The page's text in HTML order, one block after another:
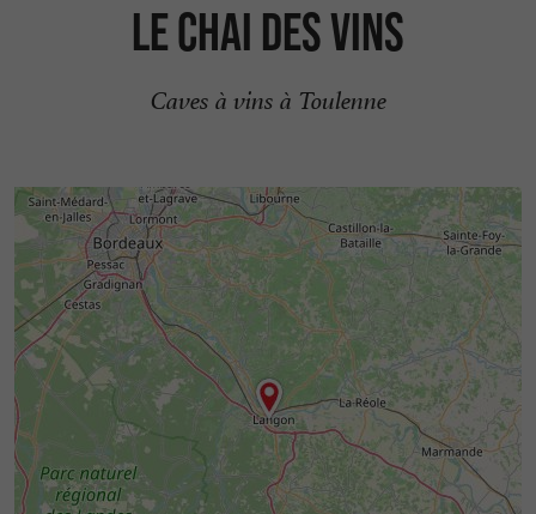
Le Chai des Vins
Caves à vins à Toulenne